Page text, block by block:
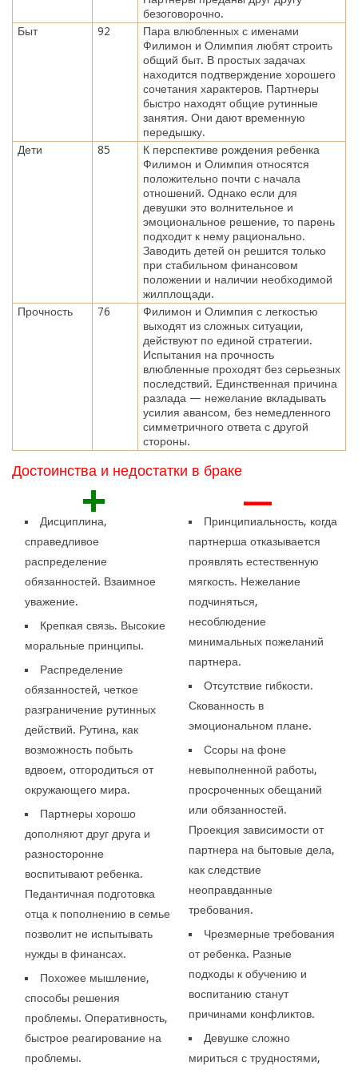
безоговорочно.
Быт
92
Пара влюбленных с именами
Филимон и Олимпия любят строить
общий быт. В простых задачах
находится подтверждение хорошего
сочетания характеров. Партнеры
быстро находят общие рутинные
занятия. Они дают временную
передышку.
Дети
85
К перспективе рождения ребенка
Филимон и Олимпия относятся
положительно почти с начала
отношений. Однако если для
девушки это волнительное и
эмоциональное решение, то парень
подходит к нему рационально.
Заводить детей он решится только
при стабильном финансовом
положении и наличии необходимой
жилплощади.
Прочность
76
Филимон и Олимпия с легкостью
выходят из сложных ситуации,
действуют по единой стратегии.
Испытания на прочность
влюбленные проходят без серьезных
последствий. Единственная причина
разлада — нежелание вкладывать
усилия авансом, без немедленного
симметричного ответа с другой
стороны.
Достоинства и недостатки в браке
+
Дисциплина,
справедливое
распределение
обязанностей. Взаимное
уважение.
Крепкая связь. Высокие
моральные принципы.
Распределение
обязанностей, четкое
разграничение рутинных
действий. Рутина, как
возможность побыть
вдвоем, отгородиться от
окружающего мира.
Партнеры хорошо
дополняют друг друга и
разносторонне
воспитывают ребенка.
Педантичная подготовка
отца к пополнению в семье
позволит не испытывать
нужды в финансах.
Похожее мышление,
способы решения
проблемы. Оперативность,
быстрое реагирование на
проблемы.
—
Принципиальность, когда
партнерша отказывается
проявлять естественную
мягкость. Нежелание
подчиняться,
несоблюдение
минимальных пожеланий
партнера.
Отсутствие гибкости.
Скованность в
эмоциональном плане.
Ссоры на фоне
невыполненной работы,
просроченных обещаний
или обязанностей.
Проекция зависимости от
партнера на бытовые дела,
как следствие
неоправданные
требования.
Чрезмерные требования
от ребенка. Разные
подходы к обучению и
воспитанию станут
причинами конфликтов.
Девушке сложно
мириться с трудностями,